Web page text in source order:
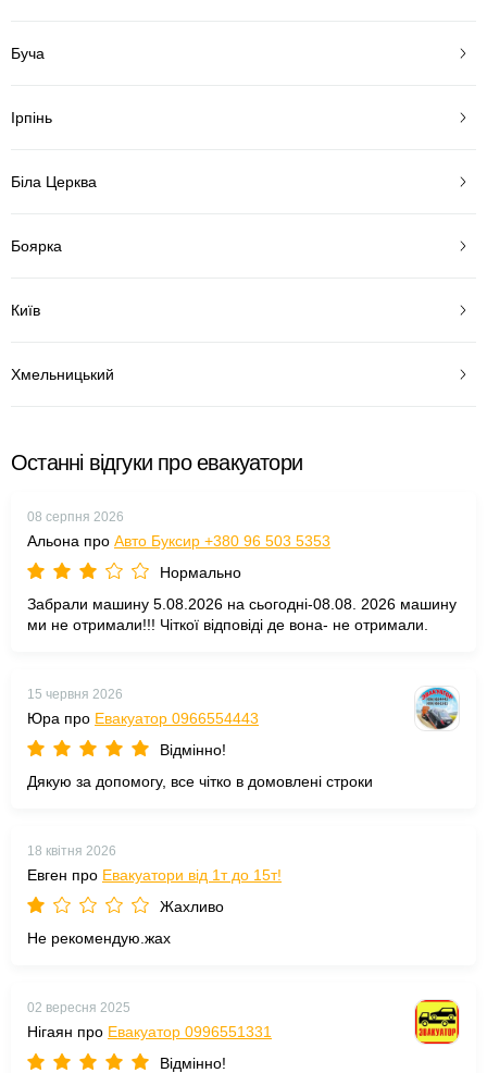
Буча
Ірпінь
Біла Церква
Боярка
Київ
Хмельницький
Останні відгуки про евакуатори
08 серпня 2026
Альона про Авто Буксир +380 96 503 5353
Нормально
Забрали машину 5.08.2026 на сьогодні-08.08. 2026 машину
ми не отримали!!! Чіткої відповіді де вона- не отримали.
15 червня 2026
Юра про Евакуатор 0966554443
Відмінно!
Дякую за допомогу, все чітко в домовлені строки
18 квітня 2026
Евген про Евакуатори від 1т до 15т!
Жахливо
Не рекомендую.жах
02 вересня 2025
Нігаян про Евакуатор 0996551331
Відмінно!